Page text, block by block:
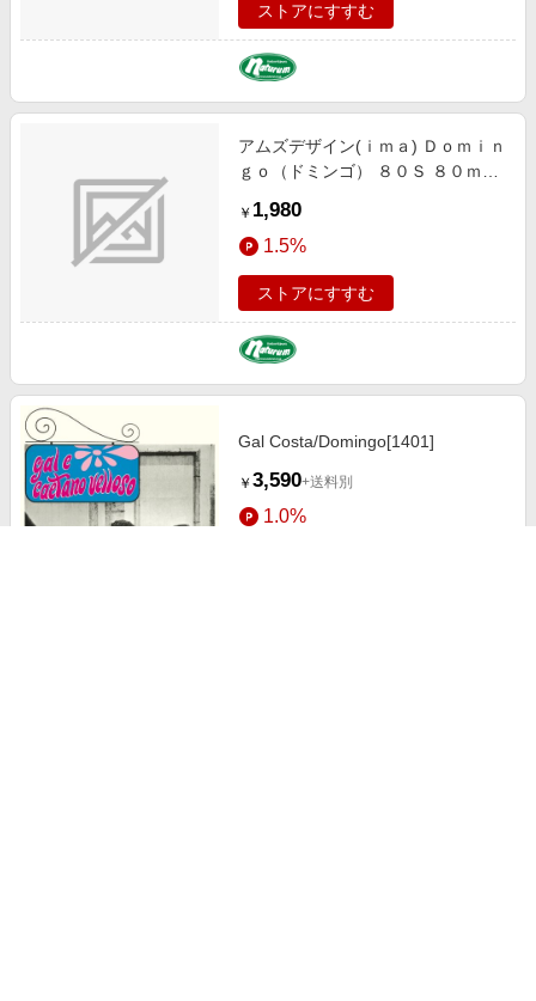
ストアにすすむ
アムズデザイン(ｉｍａ) Ｄｏｍｉｎ
ｇｏ（ドミンゴ） ８０Ｓ ８０ｍｍ
ル 1164002
￥ 1,980
1.5%
ストアにすすむ
Gal Costa/Domingo[1401]
￥ 3,590+送料別
1.0%